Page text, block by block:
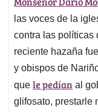
s
A
p
p
b
o
o
k
e
d
I
n
las voces de la
contra las políticas
reciente hazaña
y obispos de
que le pedían al
glifosato, prestarle